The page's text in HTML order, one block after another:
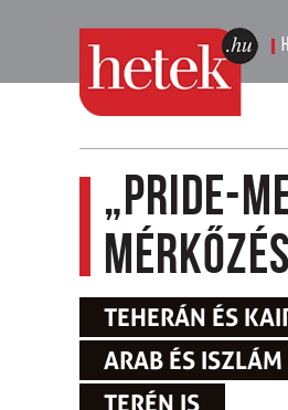
„Pride-
TEHERÁN ÉS
ARAB ÉS
TERÉN IS